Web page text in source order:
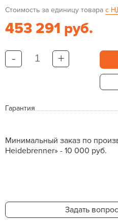
Стоимость за единицу товара с
453 291 руб.
- +
Гарантия
Минимальный заказ по
Heidebrenner» - 10 000 руб.
Задать